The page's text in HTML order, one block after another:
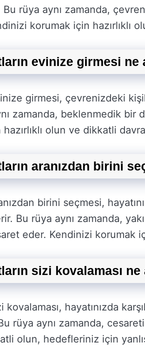
Bu rüya aynı zamanda,
korumak için hazırlıklı
evinize girmesi ne
girmesi, çevrenizdeki
zamanda, beklenmedik bir
olun ve dikkatli
aranızdan birini
birini seçmesi,
Bu rüya aynı zamanda,
eder. Kendinizi korumak
sizi kovalaması
kovalaması, hayatınızda
rüya aynı zamanda,
olun, hedefleriniz için